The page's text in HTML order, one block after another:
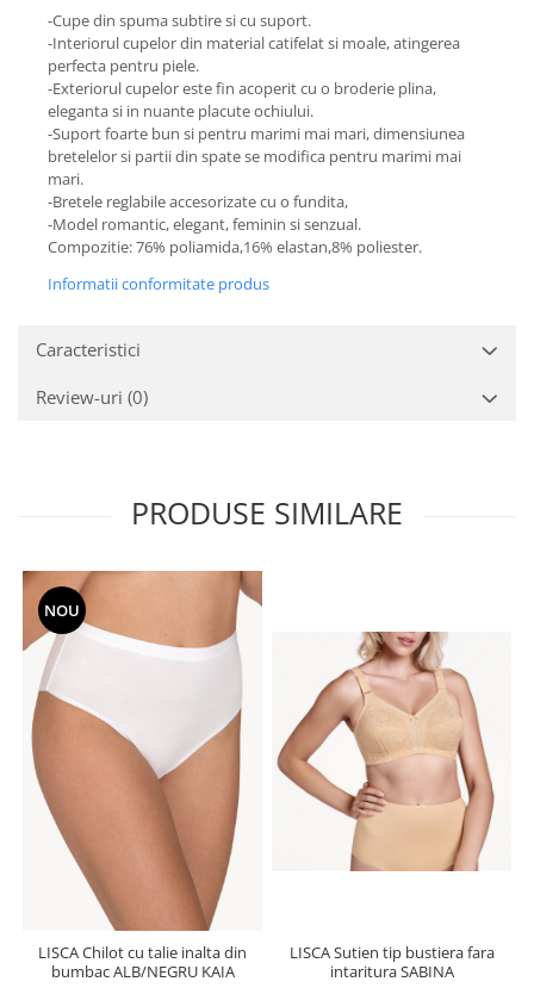
-Cupe din spuma subtire si cu suport.
-Interiorul cupelor din material catifelat si moale, atingerea
perfecta pentru piele.
-Exteriorul cupelor este fin acoperit cu o broderie plina,
eleganta si in nuante placute ochiului.
-Suport foarte bun si pentru marimi mai mari, dimensiunea
bretelelor si partii din spate se modifica pentru marimi mai
mari.
-Bretele reglabile accesorizate cu o fundita,
-Model romantic, elegant, feminin si senzual.
Compozitie: 76% poliamida,16% elastan,8% poliester.
Informatii conformitate produs
Caracteristici
Review-uri (0)
PRODUSE SIMILARE
NOU
LISCA Chilot cu talie inalta din
bumbac ALB/NEGRU KAIA
LISCA Sutien tip bustiera fara
intaritura SABINA